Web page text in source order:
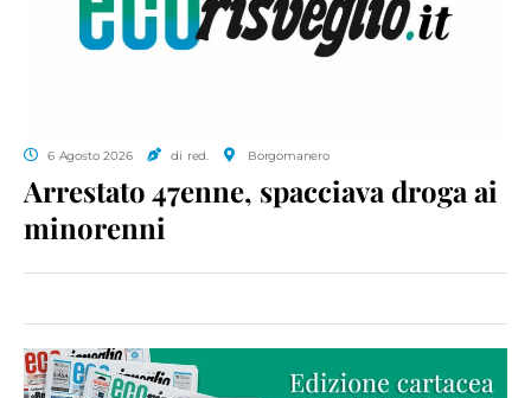
6 Agosto 2026 di red. Borgomanero
Arrestato 47enne, spacciava droga ai
minorenni